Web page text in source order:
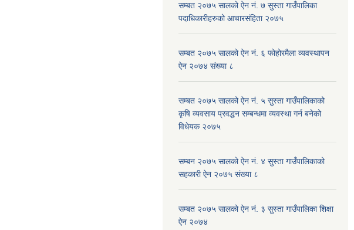
सम्बत २०७५ सालको ऐन नं. ७ सुस्ता गाउँपालिका
पदाधिकारीहरुको आचारसंहिता २०७५
सम्बत २०७५ सालको ऐन नं. ६ फोहोरमैला व्यवस्थापन
ऐन २०७४ संख्या ८
सम्बत २०७५ सालको ऐन नं. ५ सुस्ता गाउँपालिकाको
कृषि व्यवसाय प्रवद्धन सम्बन्धमा व्यवस्था गर्न बनेको
विधेयक २०७५
सम्बन २०७५ सालको ऐन नं. ४ सुस्ता गाउँपालिकाको
सहकारी ऐन २०७५ संख्या ८
सम्बत २०७५ सालको ऐन नं. ३ सुस्ता गाउँपालिका शिक्षा
ऐन २०७४